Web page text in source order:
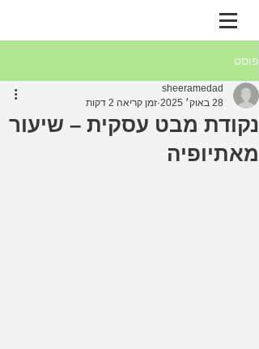
פוסט
נקודת מבט עסקית – שיעור
מאתיופיה
sheeramedad
28 באוק׳ 2025
זמן קריאה 2 דקות